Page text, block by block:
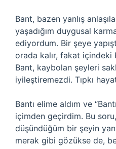
Bant, bazen yanlış
yaşadığım duygusal
ediyordum. Bir şeye
orada kalır, fakat
Bant, kaybolan şeyleri
iyileştiremezdi. Tıpkı
Bantı elime aldım ve
içimden geçirdim. Bu
düşündüğüm bir şeyin
merak gibi gözükse de,